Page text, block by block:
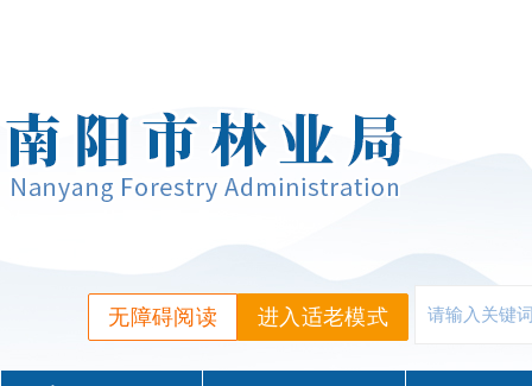
进入适老模式
无障碍阅读